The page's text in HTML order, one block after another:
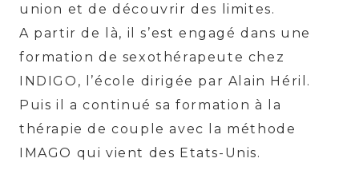
union et de découvrir des limites.
A partir de là, il s’est engagé dans une
formation de sexothérapeute chez
INDIGO, l’école dirigée par Alain Héril.
Puis il a continué sa formation à la
thérapie de couple avec la méthode
IMAGO qui vient des Etats-Unis.